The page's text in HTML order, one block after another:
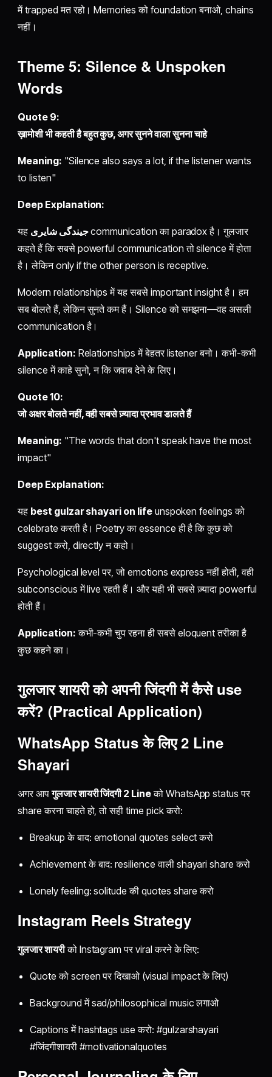
में trapped मत रहो। Memories को foundation बनाओ, chains
नहीं।
Theme 5: Silence & Unspoken
Words
Quote 9:
ख़ामोशी भी कहती है बहुत कुछ, अगर सुनने वाला सुनना चाहे
Meaning: "Silence also says a lot, if the listener wants
to listen"
Deep Explanation:
यह جیندگی شایریcommunication का paradox है। गुलजार
कहते हैं कि सबसे powerful communication तो silence में होता
है। लेकिन only if the other person is receptive.
Modern relationships में यह सबसे important insight है। हम
सब बोलते हैं, लेकिन सुनते कम हैं। Silence को समझना—वह असली
communication है।
Application: Relationships में बेहतर listener बनो। कभी-कभी
silence में काहे सुनो, न कि जवाब देने के लिए।
Quote 10:
जो अक्षर बोलते नहीं, वही सबसे ज़्यादा प्रभाव डालते हैं
Meaning: "The words that don't speak have the most
impact"
Deep Explanation:
यह best gulzar shayari on lifeunspoken feelings को
celebrate करती है। Poetry का essence ही है कि कुछ को
suggest करो, directly न कहो।
Psychological level पर, जो emotions express नहीं होती, वही
subconscious में live रहती हैं। और यही भी सबसे ज़्यादा powerful
होती हैं।
Application: कभी-कभी चुप रहना ही सबसे eloquent तरीका है
कुछ कहने का।
गुलजार शायरीको अपनी जिंदगी में कैसे use
करें? (Practical Application)
WhatsApp Status के लिए2 Line
Shayari
अगर आपगुलजार शायरी जिंदगी 2 Lineको WhatsApp status पर
share करना चाहते हो, तो सही time pick करो:
Breakup के बाद: emotional quotes select करो
Achievement के बाद: resilience वाली shayari share करो
Lonely feeling: solitude की quotes share करो
Instagram Reels Strategy
गुलजार शायरीको Instagram पर viral करने के लिए:
Quote को screen पर दिखाओ (visual impact के लिए)
Background में sad/philosophical music लगाओ
Captions में hashtags use करो: #gulzarshayari
#जिंदगीशायरी #motivationalquotes